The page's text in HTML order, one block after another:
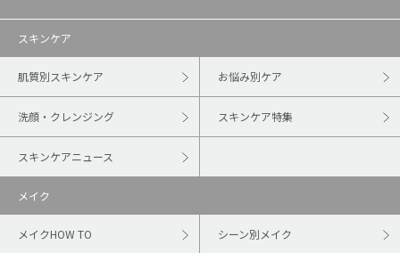
スキンケア
肌質別スキンケア お悩み別ケア
洗顔・クレンジング スキンケア特集
スキンケアニュース
メイク
メイクHOW TO シーン別メイク